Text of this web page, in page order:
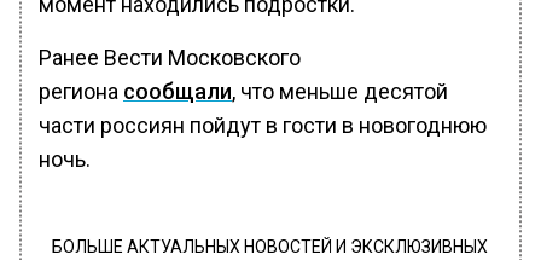
Ранее Вести Московского
региона сообщали, что меньше десятой
части россиян пойдут в гости в новогоднюю
ночь.
БОЛЬШЕ АКТУАЛЬНЫХ НОВОСТЕЙ И ЭКСКЛЮЗИВНЫХ